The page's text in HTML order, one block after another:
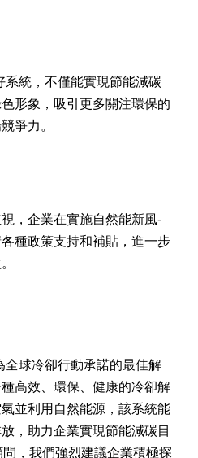
統，不僅能實現節能減碳
形象，吸引更多關注環保的
爭力。
，企業在實施自然能新風-
種政策支持和補貼，進一步
全球冷卻行動承諾的最佳解
高效、環保、健康的冷卻解
並利用自然能源，該系統能
，助力企業實現節能減碳目
，我們強烈建議企業積極探